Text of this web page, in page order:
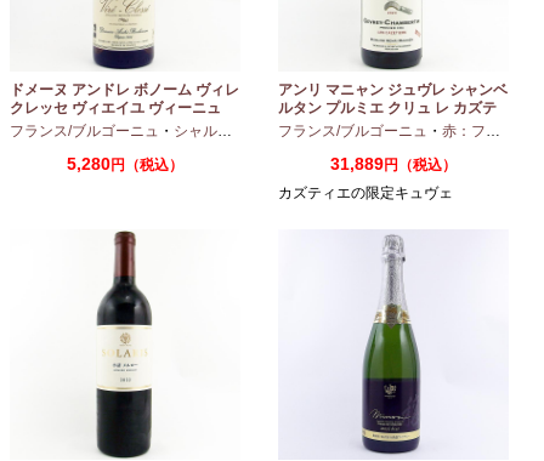
ドメーヌ アンドレ ボノーム ヴィレ
クレッセ ヴィエイユ ヴィーニュ
2024 750ml
フランス/ブルゴーニュ ・ シャルドネ
5,280円（税込）
アンリ マニャン ジュヴレ シャンベ
ルタン プルミエ クリュ レ カズテ
ィエ エルバージュ 24 モワ 2023
フランス/ブルゴーニュ ・ 赤：フルボディ
31,889円（税込）
カズティエの限定キュヴェ